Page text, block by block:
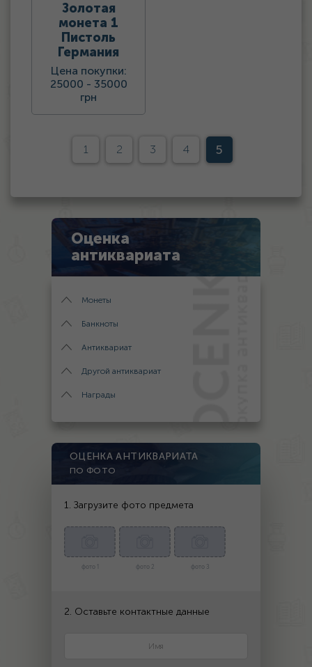
Золотая
монета 1
Пистоль
Германия
Цена покупки:
25000 - 35000
грн
1 2 3 4 5
Оценка
антиквариата
Монеты
Банкноты
Антиквариат
Другой антиквариат
Награды
ОЦЕНКА АНТИКВАРИАТА
ПО ФОТО
1. Загрузите фото предмета
фото 1 фото 2 фото 3
2. Оставьте контактные данные